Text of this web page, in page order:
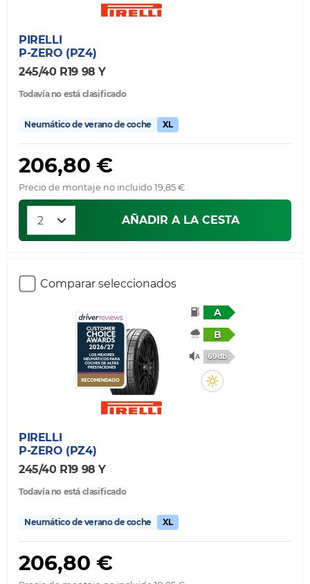
PIRELLI
P-ZERO (PZ4)
245/40 R19 98 Y
Todavía no está clasificado
Neumático de verano de coche XL
206,80 €
Precio de montaje no incluido 19,85 €
AÑADIR A LA CESTA
Comparar seleccionados
A
B
69db
PIRELLI
P-ZERO (PZ4)
245/40 R19 98 Y
Todavía no está clasificado
Neumático de verano de coche XL
206,80 €